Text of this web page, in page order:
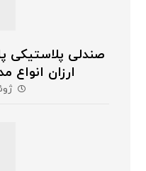
صندلی پلاستیکی
ارزان انواع
ژوئن